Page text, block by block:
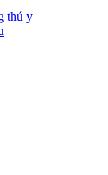
thú y